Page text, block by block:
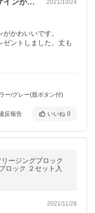
使い心地もよく、なによりデザインがかわ… 2021/10/24
かわいいです。
ゼントしました。丈も
ー/グレー(股ボタン付)
反報告 いいね 0
ージングブロック
ロック ２セット入
2021/11/28